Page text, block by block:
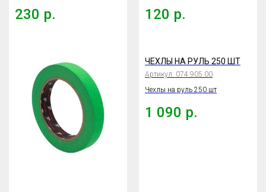
230 р. 120 р.
ЧЕХЛЫ НА РУЛЬ 250 ШТ
Артикул: 074.905.00
Чехлы на руль 250 шт
1 090 р.